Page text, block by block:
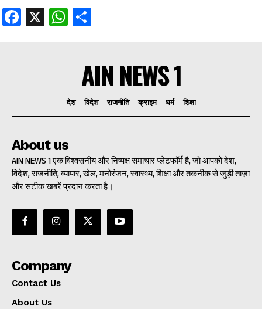
Facebook
X WhatsApp
AIN NEWS 1
देश विदेश राजनीति क्राइम धर्म शिक्षा
About us
AIN NEWS 1 एक विश्वसनीय और निष्पक्ष समाचार प्लेटफॉर्म है, जो आपको देश,
विदेश, राजनीति, व्यापार, खेल, मनोरंजन, स्वास्थ्य, शिक्षा और तकनीक से जुड़ी ताज़ा
और सटीक खबरें प्रदान करता है।
Company
Contact Us
About Us